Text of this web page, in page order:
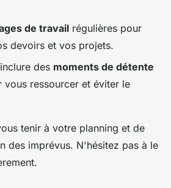
de travail régulières pour
devoirs et vos projets.
des moments de détente
vous ressourcer et éviter le
tenir à votre planning et de
des imprévus. N'hésitez pas à le